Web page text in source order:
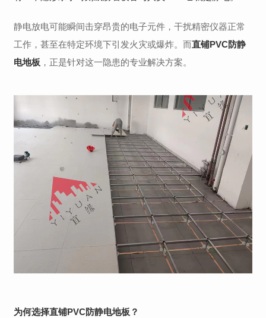
静电放电可能瞬间击穿昂贵的电子元件，干扰精密仪器正常
工作，甚至在特定环境下引发火灾或爆炸。而直铺PVC防静
电地板 ，正是针对这一隐患的专业解决方案。
为何选择直铺PVC防静电地板？